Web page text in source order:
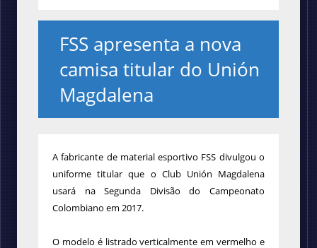
FSS apresenta a nova
camisa titular do Unión
Magdalena
A fabricante de material esportivo FSS divulgou o
uniforme titular que o Club Unión Magdalena
usará na Segunda Divisão do Campeonato
Colombiano em 2017.
O modelo é listrado verticalmente em vermelho e